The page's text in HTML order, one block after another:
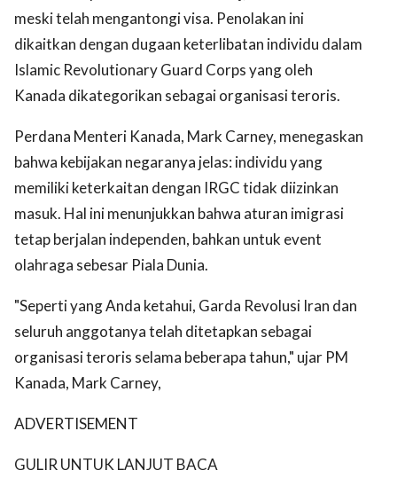
meski telah mengantongi visa. Penolakan ini
dikaitkan dengan dugaan keterlibatan individu dalam
Islamic Revolutionary Guard Corps yang oleh
Kanada dikategorikan sebagai organisasi teroris.
Perdana Menteri Kanada, Mark Carney, menegaskan
bahwa kebijakan negaranya jelas: individu yang
memiliki keterkaitan dengan IRGC tidak diizinkan
masuk. Hal ini menunjukkan bahwa aturan imigrasi
tetap berjalan independen, bahkan untuk event
olahraga sebesar Piala Dunia.
"Seperti yang Anda ketahui, Garda Revolusi Iran dan
seluruh anggotanya telah ditetapkan sebagai
organisasi teroris selama beberapa tahun," ujar PM
Kanada, Mark Carney,
ADVERTISEMENT
GULIR UNTUK LANJUT BACA